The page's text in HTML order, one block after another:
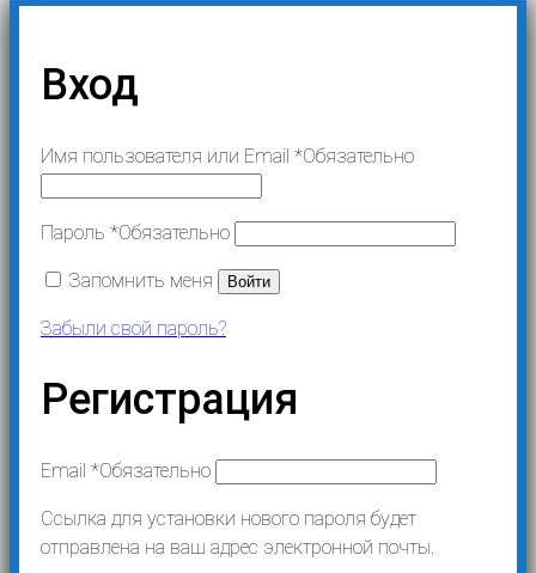
Вход
Имя пользователя или Email *Обязательно
Пароль *Обязательно
Запомнить меня Войти
Забыли свой пароль?
Регистрация
Email *Обязательно
Ссылка для установки нового пароля будет
отправлена ​​на ваш адрес электронной почты.